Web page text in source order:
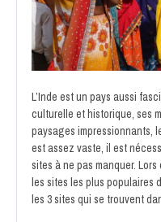
L’Inde est un pays aussi
culturelle et historique, ses
paysages impressionnants,
est assez vaste, il est
sites à ne pas manquer.
les sites les plus populaires
les 3 sites qui se trouvent